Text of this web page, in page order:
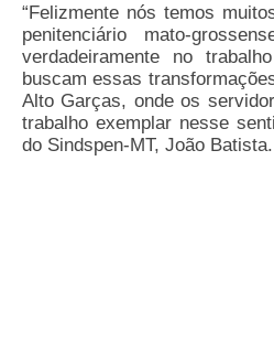
“Felizmente nós temos
penitenciário mato-
verdadeiramente no
buscam essas
Alto Garças, onde os
trabalho exemplar nesse
do Sindspen-MT, João Batista.